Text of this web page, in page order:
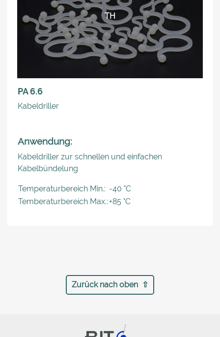
TH
PA 6.6
Kabeldriller
Anwendung:
Kabeldriller zur schnellen und einfachen
Kabelbündelung
Temperaturbereich Min.: -40 °C
Temberaturbereich Max.:+85 °C
Zurück nach oben